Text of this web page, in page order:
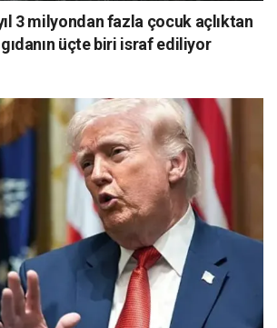
3 milyondan fazla çocuk açlıktan
üçte biri israf ediliyor